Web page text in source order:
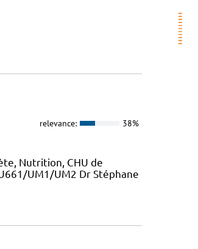
relevance: 38%
Nutrition, CHU de
UM1/UM2 Dr Stéphane